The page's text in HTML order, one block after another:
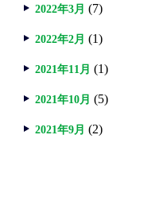
2022年3月 (7)
2022年2月 (1)
2021年11月 (1)
2021年10月 (5)
2021年9月 (2)